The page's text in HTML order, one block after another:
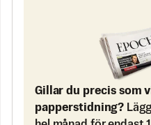
Gillar du precis som
papperstidning?